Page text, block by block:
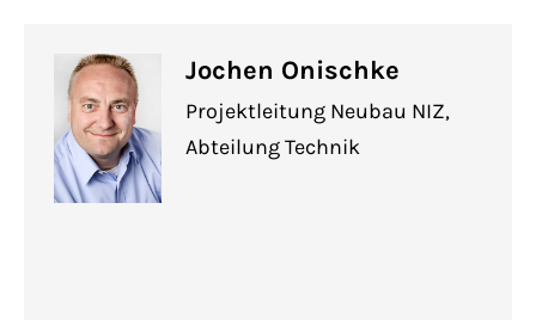
Jochen Onischke
Projektleitung Neubau NIZ,
Abteilung Technik